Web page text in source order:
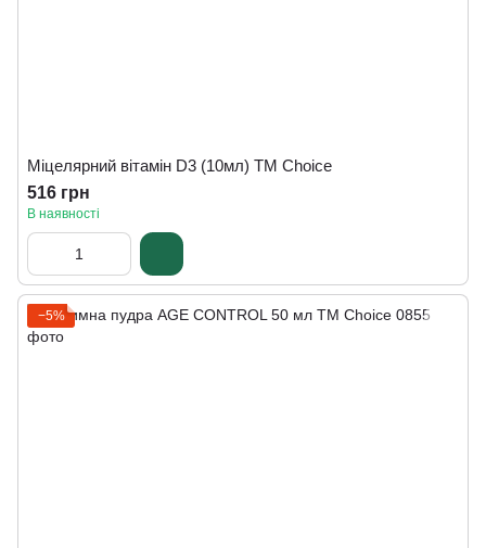
Міцелярний вітамін D3 (10мл) ТМ Сhoice
516 грн
В наявності
−5%